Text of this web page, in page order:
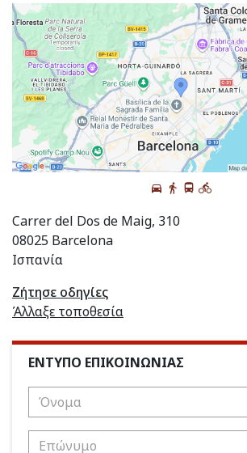
Carrer del Dos de Maig, 310
08025 Barcelona
Ισπανία
Ζήτησε οδηγίες
Άλλαξε τοποθεσία
ΕΝΤΥΠΟ ΕΠΙΚΟΙΝΩΝΙΑΣ